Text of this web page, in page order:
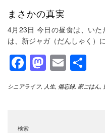
まさかの真実
4月23日 今日の昼食は、い
は、新ジャガ（だんしゃく）
Facebook
Email
有
シニアライフ, 人生, 備忘録, 家ごはん,
検索